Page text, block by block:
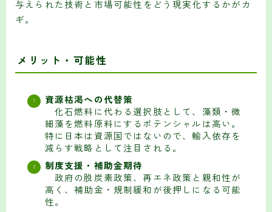
与えられた技術と市場可能性をどう現実化するかがカ
ギ。
メリット・可能性
資源枯渇への代替策
化石燃料に代わる選択肢として、藻類・微
細藻を燃料原料にするポテンシャルは高い。
特に日本は資源国ではないので、輸入依存を
減らす戦略として注目される。
制度支援・補助金期待
政府の脱炭素政策、再エネ政策と親和性が
高く、補助金・規制緩和が後押しになる可能
性。